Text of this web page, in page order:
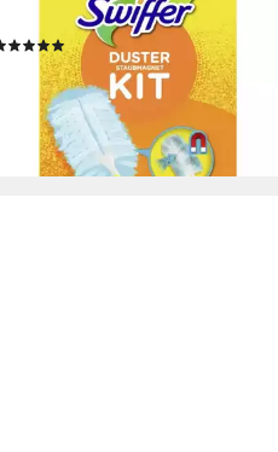
Handgriff + 3 Staubfangtücher
(2)
8,90 €
lieferbar - in 3-4 Werktagen bei dir